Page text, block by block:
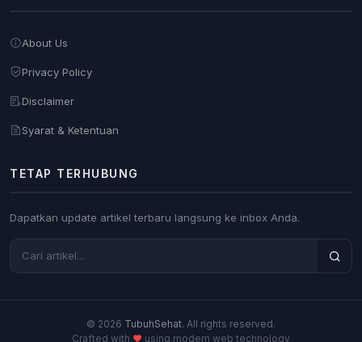
About Us
Privacy Policy
Disclaimer
Syarat & Ketentuan
TETAP TERHUBUNG
Dapatkan update artikel terbaru langsung ke inbox Anda.
© 2026 TubuhSehat. All rights reserved.
Crafted with
using modern web technology